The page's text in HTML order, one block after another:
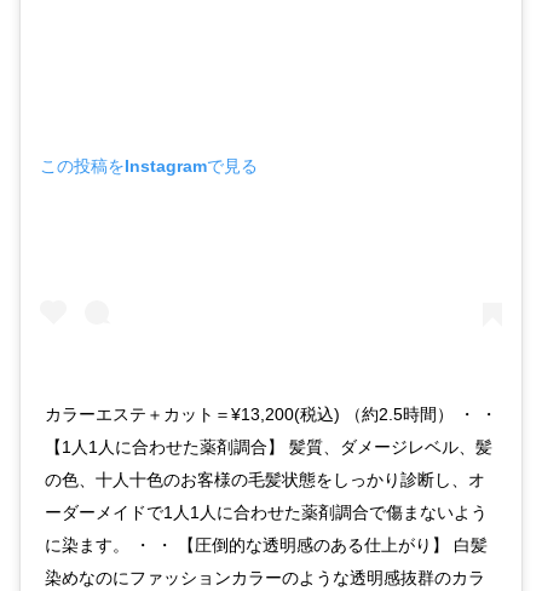
この投稿をInstagramで見る
カラーエステ＋カット＝¥13,200(税込) （約2.5時間） ・ ・
【1人1人に合わせた薬剤調合】 髪質、ダメージレベル、髪
の色、十人十色のお客様の毛髪状態をしっかり診断し、オ
ーダーメイドで1人1人に合わせた薬剤調合で傷まないよう
に染ます。 ・ ・ 【圧倒的な透明感のある仕上がり】 白髪
染めなのにファッションカラーのような透明感抜群のカラ